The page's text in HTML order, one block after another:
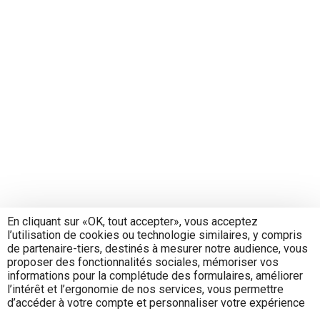
En cliquant sur «OK, tout accepter», vous acceptez
l’utilisation de cookies ou technologie similaires, y compris
de partenaire-tiers, destinés à mesurer notre audience, vous
proposer des fonctionnalités sociales, mémoriser vos
informations pour la complétude des formulaires, améliorer
l’intérêt et l’ergonomie de nos services, vous permettre
d’accéder à votre compte et personnaliser votre expérience